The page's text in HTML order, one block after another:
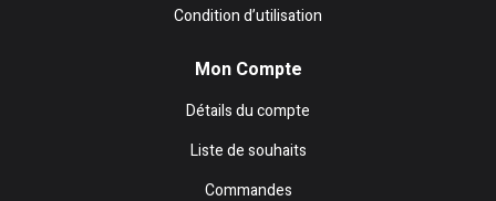
Condition d’utilisation
Mon Compte
Détails du compte
Liste de souhaits
Commandes